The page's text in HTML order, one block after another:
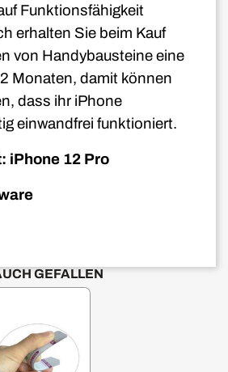
Funktionsfähigkeit
erhalten Sie beim Kauf
von Handybausteine eine
Monaten, damit können
dass ihr iPhone
einwandfrei funktioniert.
iPhone 12 Pro
GEFALLEN